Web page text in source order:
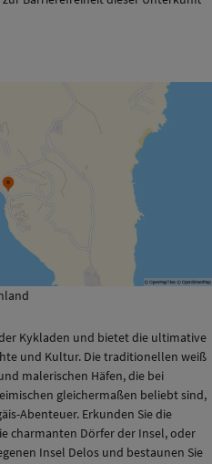
Kykladen und bietet die ultimative
und Kultur. Die traditionellen weiß
malerischen Häfen, die bei
gleichermaßen beliebt sind,
Abenteuer. Erkunden Sie die
charmanten Dörfer der Insel, oder
Insel Delos und bestaunen Sie